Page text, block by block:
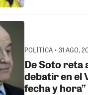
POLÍTICA • 31 AGO,
De Soto reta
debatir en el
fecha y hora”